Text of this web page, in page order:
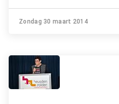
Zondag 30 maart 2014